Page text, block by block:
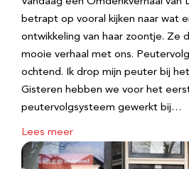
betrapt op vooral kijken naar wat
ontwikkeling van haar zoontje. Ze
mooie verhaal met ons.
ochtend. Ik drop mijn peuter bij
Gisteren hebben we voor het
peutervolgsysteem gewerkt bij…
Lees meer